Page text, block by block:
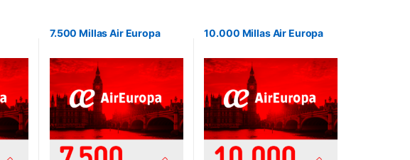
7.500 Millas Air Europa 10.000 Millas Air Europa